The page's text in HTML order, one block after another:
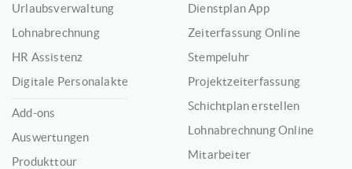
Urlaubsverwaltung
Lohnabrechnung
HR Assistenz
Digitale Personalakte
Add-ons
Auswertungen
Produkttour
Dienstplan App
Zeiterfassung Online
Stempeluhr
Projektzeiterfassung
Schichtplan erstellen
Lohnabrechnung Online
Mitarbeiter